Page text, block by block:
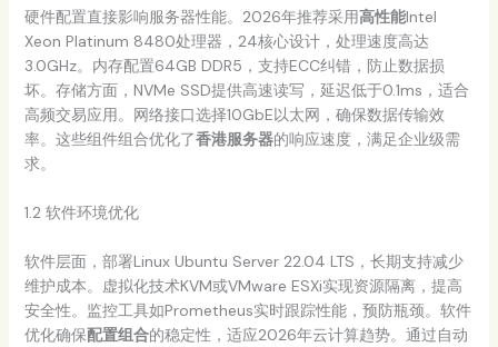
硬件配置直接影响服务器性能。2026年推荐采用高性能Intel
Xeon Platinum 8480处理器，24核心设计，处理速度高达
3.0GHz。内存配置64GB DDR5，支持ECC纠错，防止数据损
坏。存储方面，NVMe SSD提供高速读写，延迟低于0.1ms，适合
高频交易应用。网络接口选择10GbE以太网，确保数据传输效
率。这些组件组合优化了香港服务器的响应速度，满足企业级需
求。
1.2 软件环境优化
软件层面，部署Linux Ubuntu Server 22.04 LTS，长期支持减少
维护成本。虚拟化技术KVM或VMware ESXi实现资源隔离，提高
安全性。监控工具如Prometheus实时跟踪性能，预防瓶颈。软件
优化确保配置组合的稳定性，适应2026年云计算趋势。通过自动